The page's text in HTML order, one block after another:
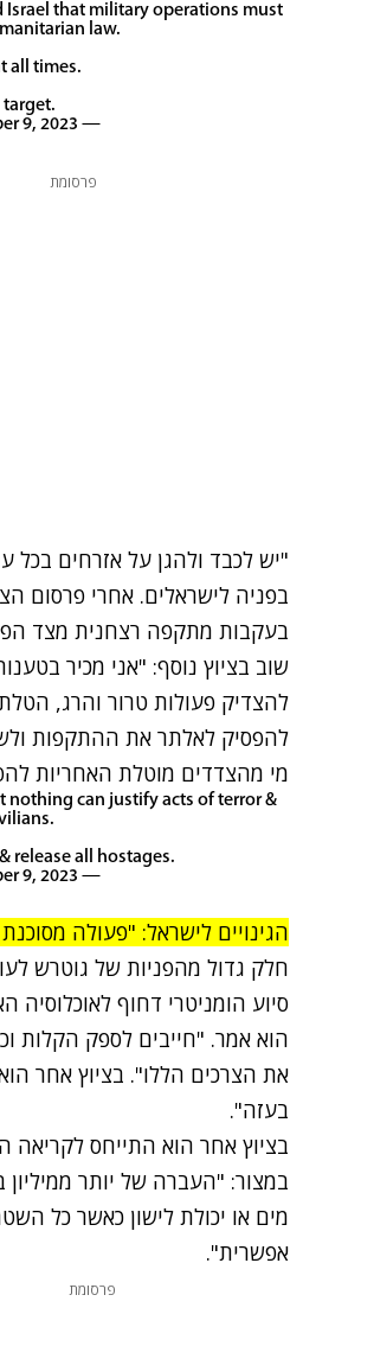
Israel that military operations must
law.
all times.
target.
— António Guterres (@antonioguterres)
9, 2023
פרסומת
"יש לכבד ולהגן על אזרחים
בפניה לישראלים. אחרי פרסום
בעקבות מתקפה רצחנית מצד
שוב בציוץ נוסף: "אני מכיר
להצדיק פעולות טרור והרג,
להפסיק לאלתר את ההתקפות
מי מהצדדים מוטלת האחריות
nothing can justify acts of terror &
release all hostages.
— António Guterres (@antonioguterres)
9, 2023
הגינויים לישראל: "פעולה
חלק גדול מהפניות של גוטרש
סיוע הומניטרי דחוף
הוא אמר. "חייבים לספק הקלות
את הצרכים הללו". בציוץ אחר
בעזה".
בציוץ אחר הוא התייחס לקריאה
במצור: "העברה של יותר
מים או יכולת לישון כאשר כל
אפשרית".
פרסומת